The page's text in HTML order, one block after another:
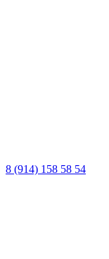
8 (914) 158 58 54